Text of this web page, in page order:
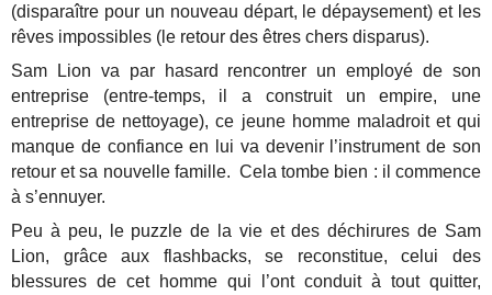
(disparaître pour un nouveau départ, le dépaysement) et les
rêves impossibles (le retour des êtres chers disparus).
Sam Lion va par hasard rencontrer un employé de son
entreprise (entre-temps, il a construit un empire, une
entreprise de nettoyage), ce jeune homme maladroit et qui
manque de confiance en lui va devenir l’instrument de son
retour et sa nouvelle famille. Cela tombe bien : il commence
à s’ennuyer.
Peu à peu, le puzzle de la vie et des déchirures de Sam
Lion, grâce aux flashbacks, se reconstitue, celui des
blessures de cet homme qui l’ont conduit à tout quitter,